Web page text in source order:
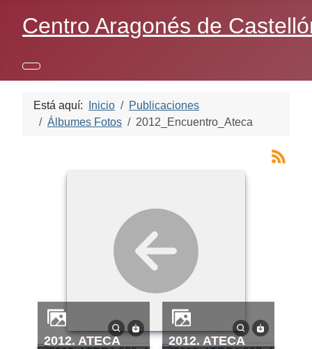
Centro Aragonés de
Está aquí: Inicio
Publicaciones
Álbumes Fotos
2012_Encuentro_Ateca
2012. ATECA
2012. ATECA